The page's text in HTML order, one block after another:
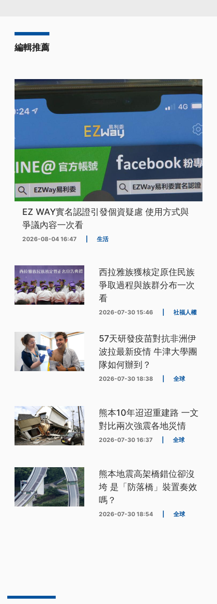
編輯推薦
EZ WAY實名認證引發個資疑慮 使用方式與
爭議內容一次看
2026-08-04 16:47 生活
西拉雅族獲核定原住民族
爭取過程與族群分布一次
看
2026-07-30 15:46 社福人權
57天研發疫苗對抗非洲伊
波拉最新疫情 牛津大學團
隊如何辦到？
2026-07-30 18:38 全球
熊本10年迢迢重建路 一文
對比兩次強震各地災情
2026-07-30 16:37 全球
熊本地震高架橋錯位卻沒
垮 是「防落橋」裝置奏效
嗎？
2026-07-30 18:54 全球